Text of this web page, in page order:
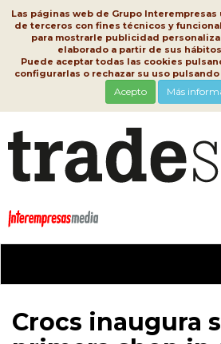
Las páginas web de Grupo
de terceros con fines técnicos y
para mostrarle publicidad
elaborado a partir de sus
Puede aceptar todas las cookies
configurarlas o rechazar su uso pulsando
Acepto Más
Crocs inaugura